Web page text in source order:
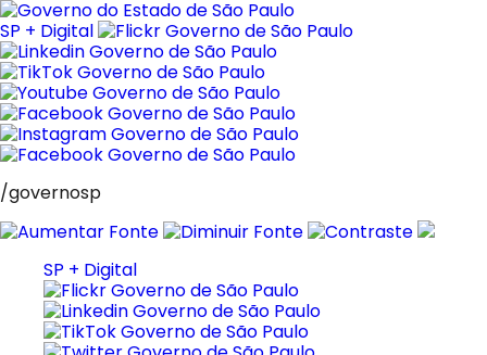
Pular
para
o
conteúdo
SP + Digital
/governosp
SP + Digital